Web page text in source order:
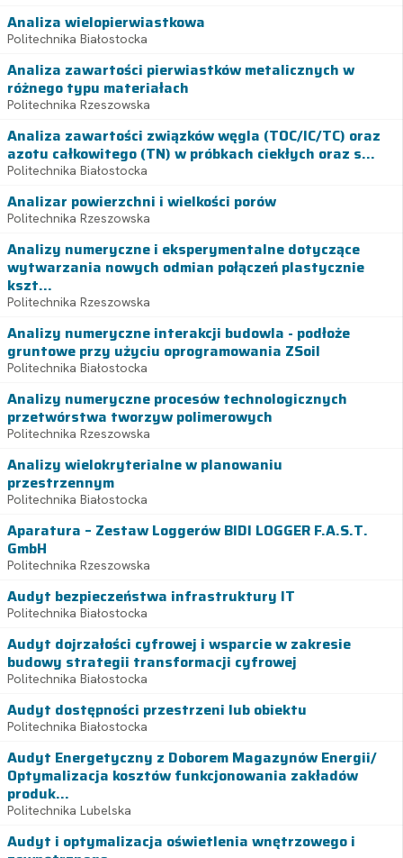
Analiza wielopierwiastkowa
Politechnika Białostocka
Analiza zawartości pierwiastków metalicznych w
różnego typu materiałach
Politechnika Rzeszowska
Analiza zawartości związków węgla (TOC/IC/TC) oraz
azotu całkowitego (TN) w próbkach ciekłych oraz s...
Politechnika Białostocka
Analizar powierzchni i wielkości porów
Politechnika Rzeszowska
Analizy numeryczne i eksperymentalne dotyczące
wytwarzania nowych odmian połączeń plastycznie
kszt...
Politechnika Rzeszowska
Analizy numeryczne interakcji budowla - podłoże
gruntowe przy użyciu oprogramowania ZSoil
Politechnika Białostocka
Analizy numeryczne procesów technologicznych
przetwórstwa tworzyw polimerowych
Politechnika Rzeszowska
Analizy wielokryterialne w planowaniu
przestrzennym
Politechnika Białostocka
Aparatura – Zestaw Loggerów BIDI LOGGER F.A.S.T.
GmbH
Politechnika Rzeszowska
Audyt bezpieczeństwa infrastruktury IT
Politechnika Białostocka
Audyt dojrzałości cyfrowej i wsparcie w zakresie
budowy strategii transformacji cyfrowej
Politechnika Białostocka
Audyt dostępności przestrzeni lub obiektu
Politechnika Białostocka
Audyt Energetyczny z Doborem Magazynów Energii/
Optymalizacja kosztów funkcjonowania zakładów
produk...
Politechnika Lubelska
Audyt i optymalizacja oświetlenia wnętrzowego i